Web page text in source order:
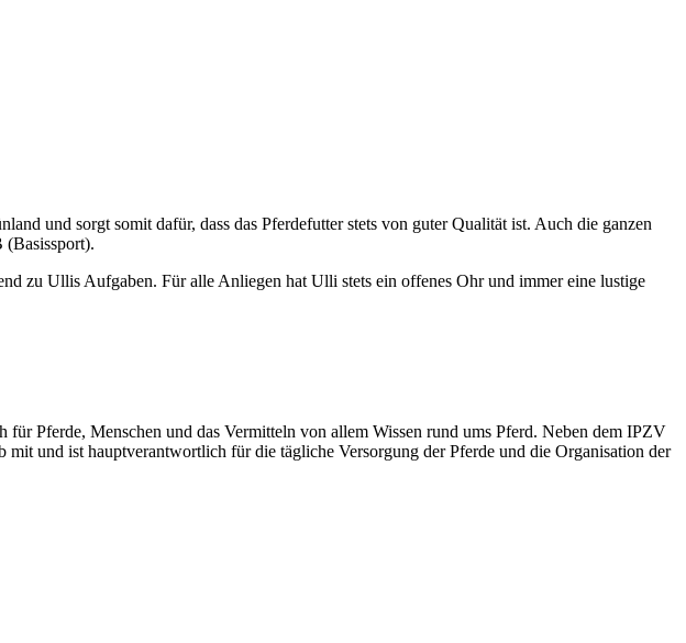
und sorgt somit dafür, dass das Pferdefutter stets von guter Qualität ist. Auch die ganzen
(Basissport).
zu Ullis Aufgaben. Für alle Anliegen hat Ulli stets ein offenes Ohr und immer eine lustige
Pferde, Menschen und das Vermitteln von allem Wissen rund ums Pferd. Neben dem IPZV
und ist hauptverantwortlich für die tägliche Versorgung der Pferde und die Organisation der